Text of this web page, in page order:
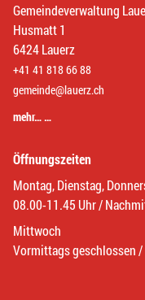
Gemeindeverwaltung
Husmatt 1
6424 Lauerz
+41 41 818 66 88
gemeinde@lauerz.ch
mehr… …
Öffnungszeiten
Montag, Dienstag,
08.00-11.45 Uhr /
Mittwoch
Vormittags geschlossen